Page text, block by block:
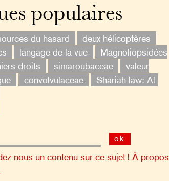
populaires
du hasard
deux hélicoptères
langage de la vue
Magnoliopsidées
droits simaroubaceae
valeur
convolvulaceae
Shariah law: Al-
ok
nous un contenu sur ce sujet ! À propos